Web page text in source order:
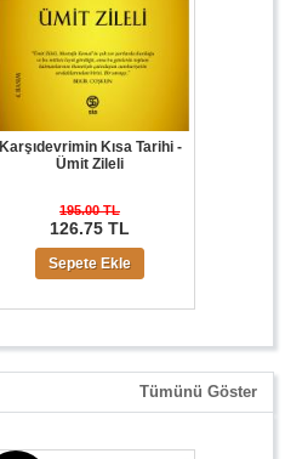
Karşıdevrimin Kısa Tarihi -
Ümit Zileli
195.00 TL
126.75 TL
Sepete Ekle
Tümünü Göster